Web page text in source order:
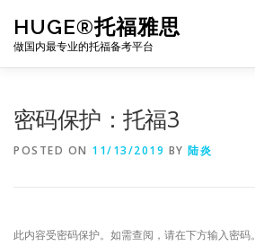
content
HUGE®托福雅思
做国内最专业的托福备考平台
BJ北京｜OFFICE 托福题库登陆
密码保护：托福3
POSTED ON 11/13/2019 BY 陆炎
此内容受密码保护。如需查阅，请在下方输入密码。